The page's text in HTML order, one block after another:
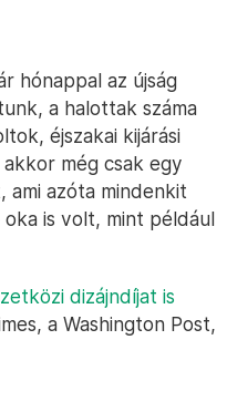
hónappal az újság
a halottak száma
éjszakai kijárási
még csak egy
ami azóta mindenkit
is volt, mint például
dizájndíjat is
a Washington Post,